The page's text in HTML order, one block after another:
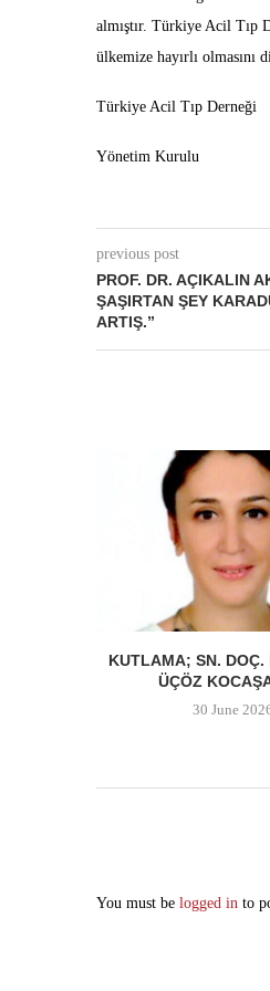
almıştır. Türkiye Acil Tıp
ülkemize hayırlı olmasını
Türkiye Acil Tıp Derneği
Yönetim Kurulu
previous post
PROF. DR. AÇIKALIN
ŞAŞIRTAN ŞEY
ARTIŞ.”
KUTLAMA; SN. DOÇ.
ÜÇÖZ
30 June
You must be logged in to